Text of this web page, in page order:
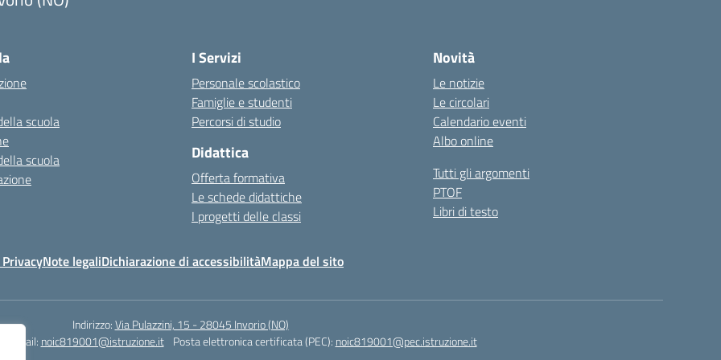
scuola
scuola
I Servizi
Personale scolastico
Famiglie e studenti
Percorsi di studio
Didattica
Offerta formativa
Le schede didattiche
I progetti delle classi
Novità
Le notizie
Le circolari
Calendario eventi
Albo online
Tutti gli argomenti
PTOF
Libri di testo
Note legaliDichiarazione di accessibilitàMappa del sito
Indirizzo:Via Pulazzini, 15 - 28045 Invorio (NO)
Email: noic819001@istruzione.it Posta elettronica certificata (PEC): noic819001@pec.istruzione.it